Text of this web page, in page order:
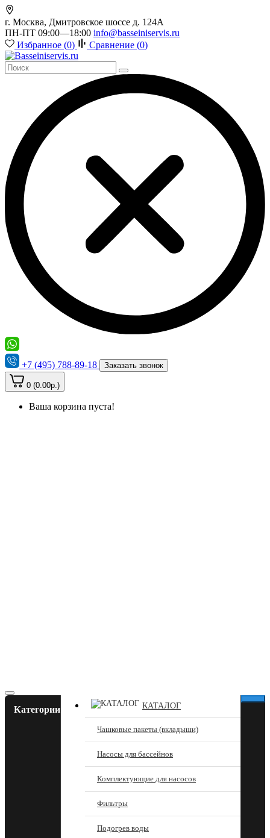
г. Москва, Дмитровское шоссе д. 124А
ПН-ПТ 09:00—18:00 info@basseiniservis.ru
Избранное (0) Сравнение (0)
+7 (495) 788-89-18 Заказать звонок
0 (0.00р.)
Ваша корзина пуста!
Категории КАТАЛОГ
Чашковые пакеты (вкладыши)
Насосы для бассейнов
Комплектующие для насосов
Фильтры
Подогрев воды